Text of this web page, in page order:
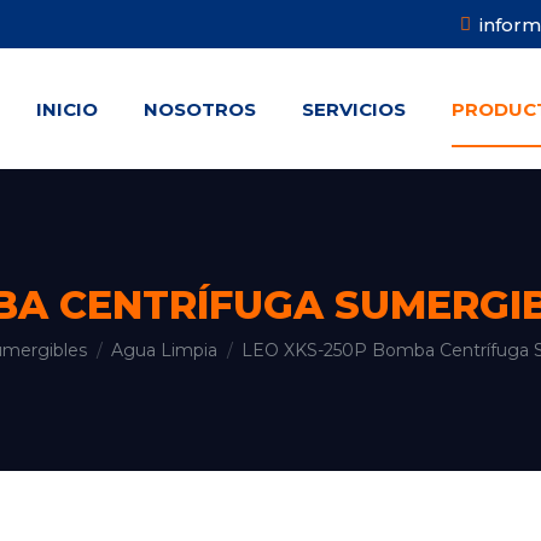
INICIO NOSOTROS SERVICIOS
CENTRÍFUGA
Agua Limpia LEO XKS-250P Bomba Centrífuga